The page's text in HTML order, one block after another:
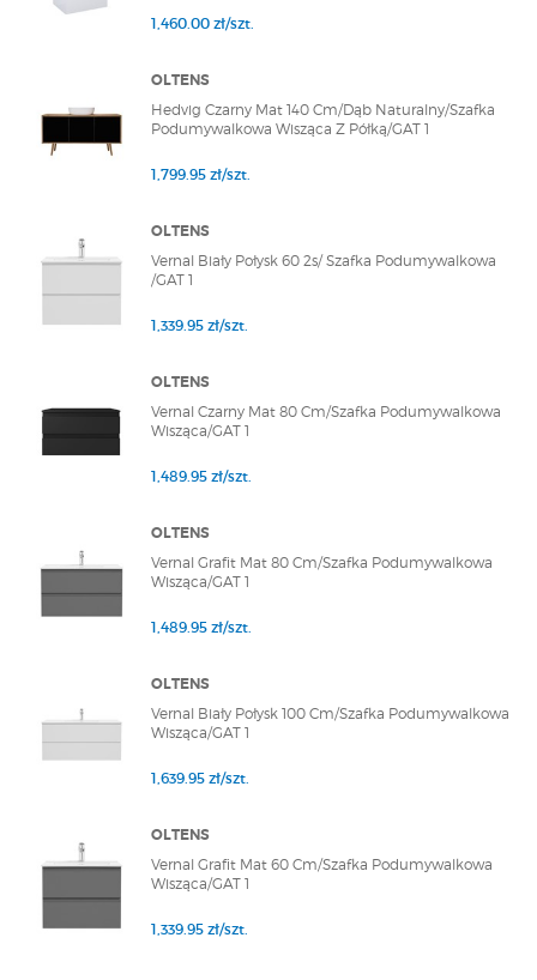
1,460.00 zł/szt.
OLTENS
Hedvig Czarny Mat 140 Cm/Dąb Naturalny/Szafka
Podumywalkowa Wisząca Z Półką/GAT 1
1,799.95 zł/szt.
OLTENS
Vernal Biały Połysk 60 2s/ Szafka Podumywalkowa
/GAT 1
1,339.95 zł/szt.
OLTENS
Vernal Czarny Mat 80 Cm/Szafka Podumywalkowa
Wisząca/GAT 1
1,489.95 zł/szt.
OLTENS
Vernal Grafit Mat 80 Cm/Szafka Podumywalkowa
Wisząca/GAT 1
1,489.95 zł/szt.
OLTENS
Vernal Biały Połysk 100 Cm/Szafka Podumywalkowa
Wisząca/GAT 1
1,639.95 zł/szt.
OLTENS
Vernal Grafit Mat 60 Cm/Szafka Podumywalkowa
Wisząca/GAT 1
1,339.95 zł/szt.